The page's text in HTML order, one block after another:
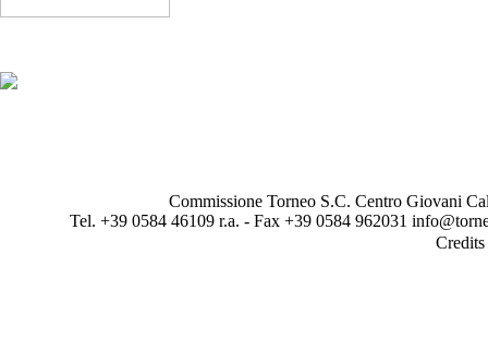
Commissione Torneo S.C. Centro Giovani
Tel. +39 0584 46109 r.a. - Fax +39 0584 962031
Credits